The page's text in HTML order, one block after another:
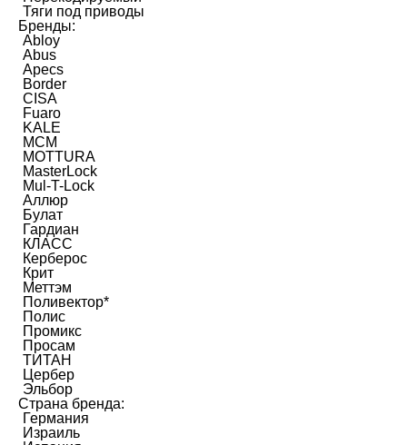
Тяги под приводы
Бренды:
Abloy
Abus
Apecs
Border
CISA
Fuaro
KALE
MCM
MOTTURA
MasterLock
Mul-T-Lock
Аллюр
Булат
Гардиан
КЛАСС
Керберос
Крит
Меттэм
Поливектор*
Полис
Промикс
Просам
ТИТАН
Цербер
Эльбор
Страна бренда:
Германия
Израиль